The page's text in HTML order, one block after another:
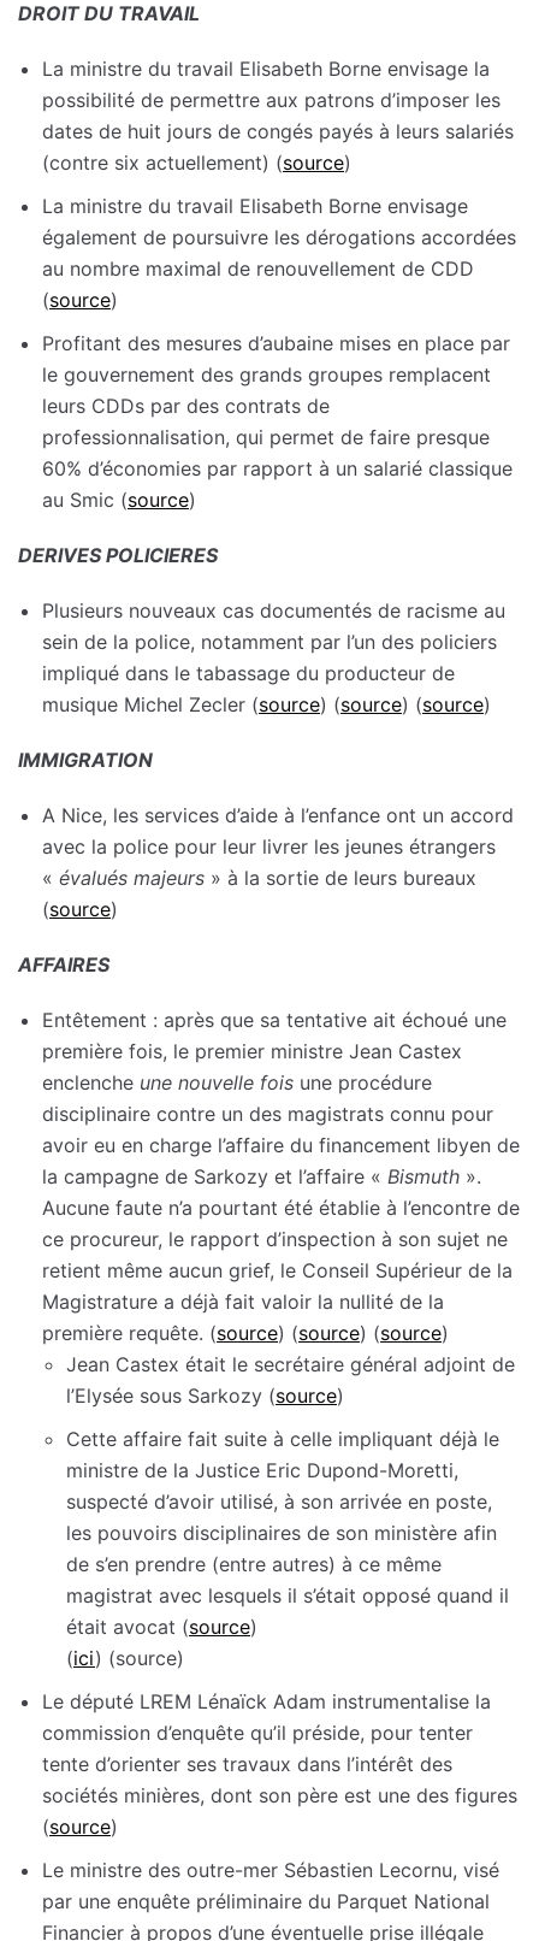
DROIT DU TRAVAIL
La ministre du travail Elisabeth Borne envisage la
possibilité de permettre aux patrons d’imposer les
dates de huit jours de congés payés à leurs salariés
(contre six actuellement) (source)
La ministre du travail Elisabeth Borne envisage
également de poursuivre les dérogations accordées
au nombre maximal de renouvellement de CDD
(source)
Profitant des mesures d’aubaine mises en place par
le gouvernement des grands groupes remplacent
leurs CDDs par des contrats de
professionnalisation, qui permet de faire presque
60% d’économies par rapport à un salarié classique
au Smic (source)
DERIVES POLICIERES
Plusieurs nouveaux cas documentés de racisme au
sein de la police, notamment par l’un des policiers
impliqué dans le tabassage du producteur de
musique Michel Zecler (source) (source) (source)
IMMIGRATION
A Nice, les services d’aide à l’enfance ont un accord
avec la police pour leur livrer les jeunes étrangers
« évalués majeurs » à la sortie de leurs bureaux
(source)
AFFAIRES
Entêtement : après que sa tentative ait échoué une
première fois, le premier ministre Jean Castex
enclenche une nouvelle fois une procédure
disciplinaire contre un des magistrats connu pour
avoir eu en charge l’affaire du financement libyen de
la campagne de Sarkozy et l’affaire « Bismuth ».
Aucune faute n’a pourtant été établie à l’encontre de
ce procureur, le rapport d’inspection à son sujet ne
retient même aucun grief, le Conseil Supérieur de la
Magistrature a déjà fait valoir la nullité de la
première requête. (source) (source) (source)
Jean Castex était le secrétaire général adjoint de
l’Elysée sous Sarkozy (source)
Cette affaire fait suite à celle impliquant déjà le
ministre de la Justice Eric Dupond-Moretti,
suspecté d’avoir utilisé, à son arrivée en poste,
les pouvoirs disciplinaires de son ministère afin
de s’en prendre (entre autres) à ce même
magistrat avec lesquels il s’était opposé quand il
était avocat (source)
(ici) (source)
Le député LREM Lénaïck Adam instrumentalise la
commission d’enquête qu’il préside, pour tenter
tente d’orienter ses travaux dans l’intérêt des
sociétés minières, dont son père est une des figures
(source)
Le ministre des outre-mer Sébastien Lecornu, visé
par une enquête préliminaire du Parquet National
Financier à propos d’une éventuelle prise illégale